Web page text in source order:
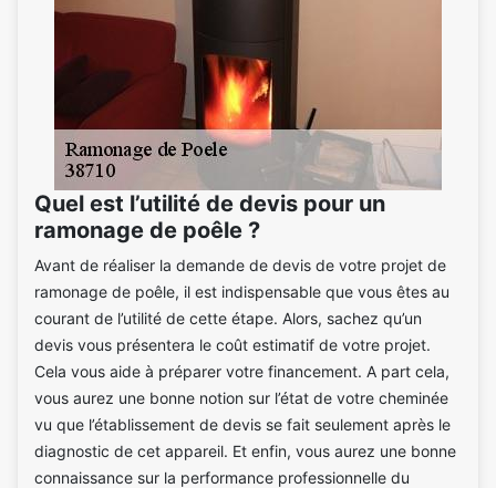
Quel est l’utilité de devis pour un
ramonage de poêle ?
Avant de réaliser la demande de devis de votre projet de
ramonage de poêle, il est indispensable que vous êtes au
courant de l’utilité de cette étape. Alors, sachez qu’un
devis vous présentera le coût estimatif de votre projet.
Cela vous aide à préparer votre financement. A part cela,
vous aurez une bonne notion sur l’état de votre cheminée
vu que l’établissement de devis se fait seulement après le
diagnostic de cet appareil. Et enfin, vous aurez une bonne
connaissance sur la performance professionnelle du